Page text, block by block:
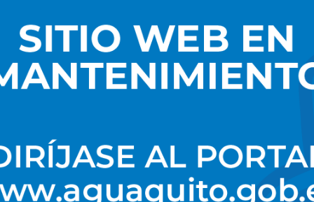
Cevallos presentó a EPMAPS como un
provisión de agua en la ciudad, hasta el 2040.
Amparo Naranjo, especialista social del